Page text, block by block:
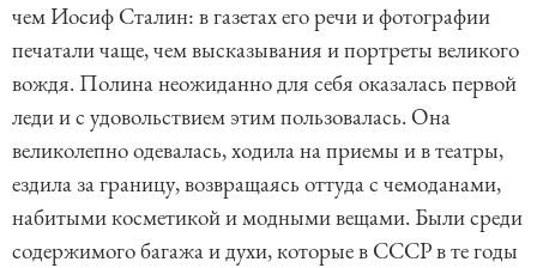
чем Иосиф Сталин: в газетах его речи и фотографии
печатали чаще, чем высказывания и портреты великого
вождя. Полина неожиданно для себя оказалась первой
леди и с удовольствием этим пользовалась. Она
великолепно одевалась, ходила на приемы и в театры,
ездила за границу, возвращаясь оттуда с чемоданами,
набитыми косметикой и модными вещами. Были среди
содержимого багажа и духи, которые в СССР в те годы